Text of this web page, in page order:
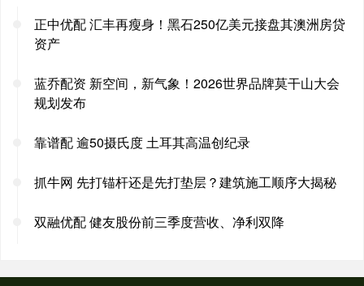
正中优配 汇丰再瘦身！黑石250亿美元接盘其澳洲房贷
资产
蓝乔配资 新空间，新气象！2026世界品牌莫干山大会
规划发布
靠谱配 逾50摄氏度 土耳其高温创纪录
抓牛网 先打锚杆还是先打垫层？建筑施工顺序大揭秘
双融优配 健友股份前三季度营收、净利双降